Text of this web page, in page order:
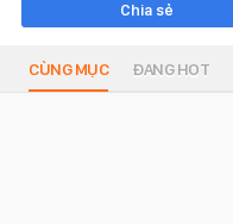
Chia sẻ
CÙNG MỤC ĐANG HOT